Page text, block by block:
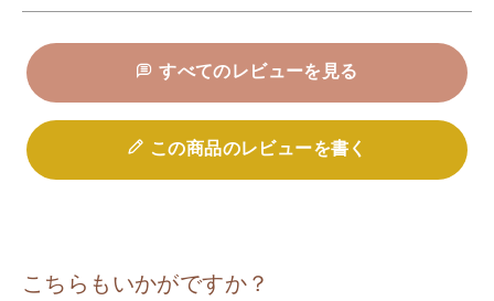
すべてのレビューを見る
この商品のレビューを書く
こちらもいかがですか？